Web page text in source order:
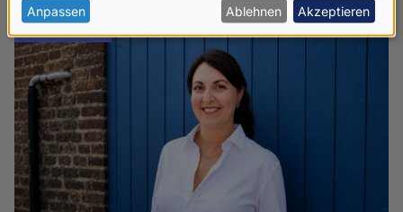
personenbezogenen
Daten
und
Cookies
Anpassen Ablehnen Akzeptieren